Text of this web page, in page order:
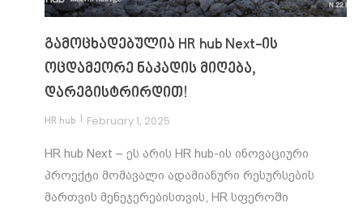
გამოცხადებულია HR hub Next-ის
ოცდამეორე ნაკადის მიღება,
დარეგისტრირდით!
HR hub | February 1, 2025
HR hub Next – ეს არის HR hub-ის ინოვაციური
პროექტი მომავალი ადამიანური რესურსების
მართვის მენეჯერებისთვის, HR სფეროში